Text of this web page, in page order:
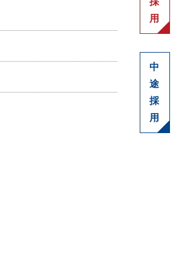
用
中
途
採
用